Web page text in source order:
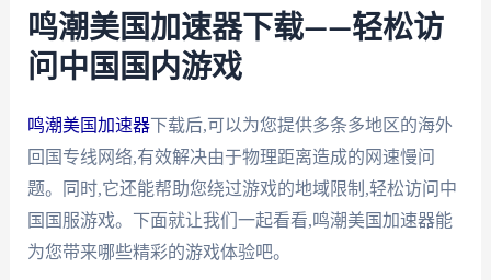
鸣潮美国加速器下载——轻松访
问中国国内游戏
鸣潮美国加速器下载后,可以为您提供多条多地区的海外
回国专线网络,有效解决由于物理距离造成的网速慢问
题。同时,它还能帮助您绕过游戏的地域限制,轻松访问中
国国服游戏。下面就让我们一起看看,鸣潮美国加速器能
为您带来哪些精彩的游戏体验吧。